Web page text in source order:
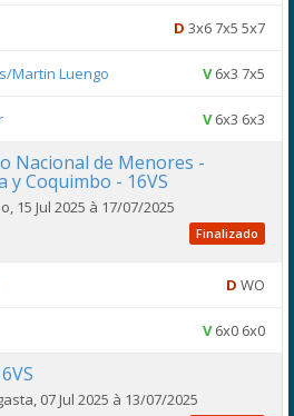
D 3x6 7x5 5x7
Martin Luengo V6x3 7x5
V6x3 6x3
Nacional de Menores -
y Coquimbo - 16VS
15 Jul 2025 à 17/07/2025
Finalizado
D WO
V6x0 6x0
07 Jul 2025 à 13/07/2025